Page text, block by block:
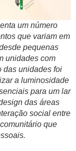
um número
que variam em
pequenas
unidades com
das unidades foi
a luminosidade
para um lar
das áreas
social entre
que